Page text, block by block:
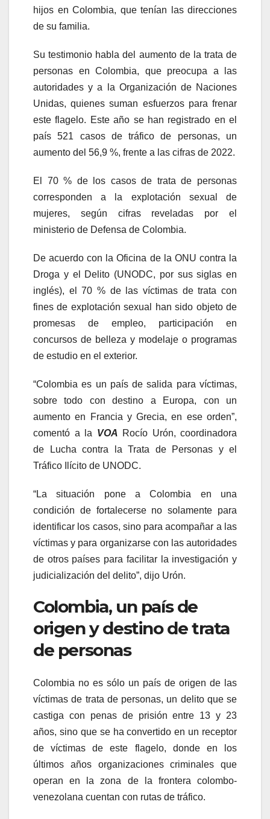
hijos en Colombia, que tenían las direcciones
de su familia.
Su testimonio habla del aumento de la trata de
personas en Colombia, que preocupa a las
autoridades y a la Organización de Naciones
Unidas, quienes suman esfuerzos para frenar
este flagelo. Este año se han registrado en el
país 521 casos de tráfico de personas, un
aumento del 56,9 %, frente a las cifras de 2022.
El 70 % de los casos de trata de personas
corresponden a la explotación sexual de
mujeres, según cifras reveladas por el
ministerio de Defensa de Colombia.
De acuerdo con la Oficina de la ONU contra la
Droga y el Delito (UNODC, por sus siglas en
inglés), el 70 % de las víctimas de trata con
fines de explotación sexual han sido objeto de
promesas de empleo, participación en
concursos de belleza y modelaje o programas
de estudio en el exterior.
“Colombia es un país de salida para víctimas,
sobre todo con destino a Europa, con un
aumento en Francia y Grecia, en ese orden”,
comentó a la VOA Rocío Urón, coordinadora
de Lucha contra la Trata de Personas y el
Tráfico Ilícito de UNODC.
“La situación pone a Colombia en una
condición de fortalecerse no solamente para
identificar los casos, sino para acompañar a las
víctimas y para organizarse con las autoridades
de otros países para facilitar la investigación y
judicialización del delito”, dijo Urón.
Colombia, un país de
origen y destino de trata
de personas
Colombia no es sólo un país de origen de las
víctimas de trata de personas, un delito que se
castiga con penas de prisión entre 13 y 23
años, sino que se ha convertido en un receptor
de víctimas de este flagelo, donde en los
últimos años organizaciones criminales que
operan en la zona de la frontera colombo-
venezolana cuentan con rutas de tráfico.